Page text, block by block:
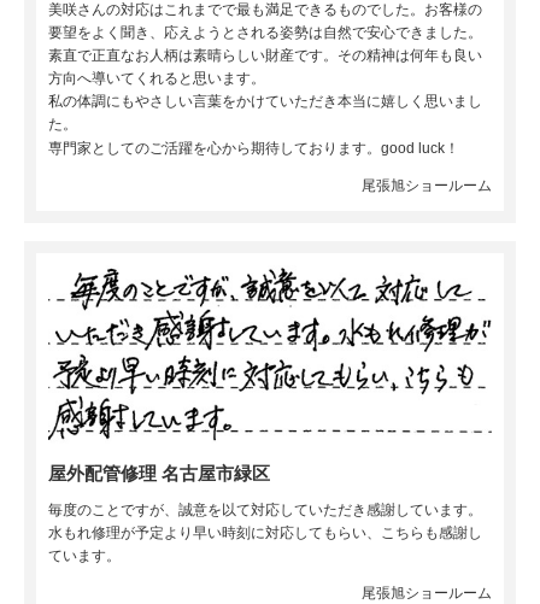
美咲さんの対応はこれまでで最も満足できるものでした。お客様の
要望をよく聞き、応えようとされる姿勢は自然で安心できました。
素直で正直なお人柄は素晴らしい財産です。その精神は何年も良い
方向へ導いてくれると思います。
私の体調にもやさしい言葉をかけていただき本当に嬉しく思いまし
た。
専門家としてのご活躍を心から期待しております。good luck！
尾張旭ショールーム
屋外配管修理 名古屋市緑区
毎度のことですが、誠意を以て対応していただき感謝しています。
水もれ修理が予定より早い時刻に対応してもらい、こちらも感謝し
ています。
尾張旭ショールーム